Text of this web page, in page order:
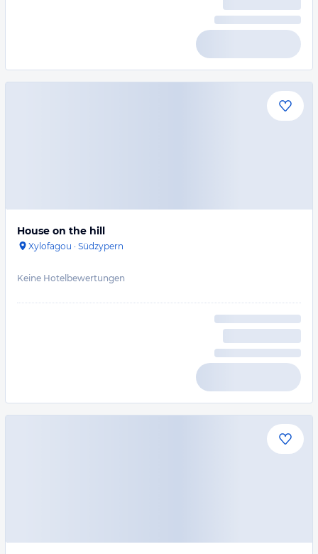
House on the hill
Xylofagou · Südzypern
Keine Hotelbewertungen